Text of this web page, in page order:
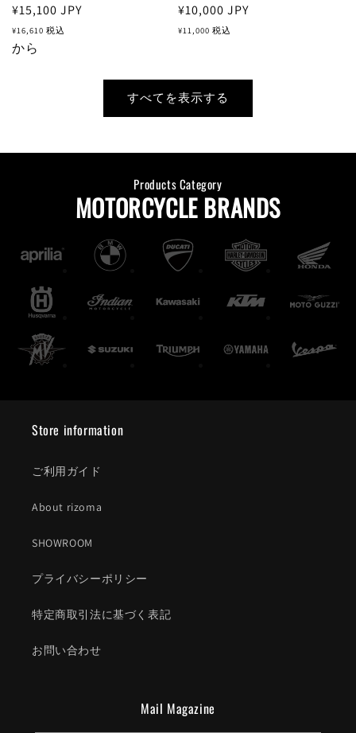
通
常
価
¥15,100 JPY
¥16,610 税込
から
通
常
¥10,000 JPY
¥11,000 税込
すべてを表示する
Products Category
MOTORCYCLE BRANDS
Store information
ご利用ガイド
About rizoma
SHOWROOM
プライバシーポリシー
特定商取引法に基づく表記
お問い合わせ
Mail Magazine